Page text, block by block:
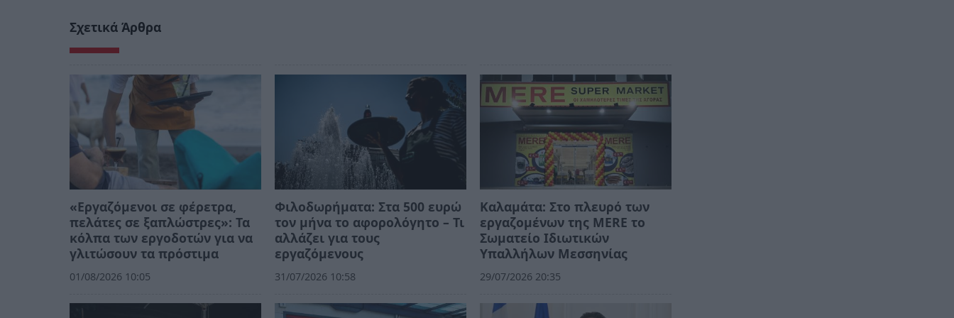
Σχετικά Άρθρα
«Εργαζόμενοι σε φέρετρα,
πελάτες σε ξαπλώστρες»: Τα
κόλπα των εργοδοτών για να
γλιτώσουν τα πρόστιμα
01/08/2026 10:05
Φιλοδωρήματα: Στα 500 ευρώ
τον μήνα το αφορολόγητο – Τι
αλλάζει για τους
εργαζόμενους
31/07/2026 10:58
Καλαμάτα: Στο πλευρό των
εργαζομένων της MERE το
Σωματείο Ιδιωτικών
Υπαλλήλων Μεσσηνίας
29/07/2026 20:35